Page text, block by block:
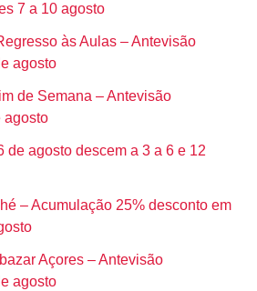
7 a 10 agosto
às Aulas – Antevisão
agosto
de Semana – Antevisão
agosto
de agosto descem a 3 a 6 e 12
– Acumulação 25% desconto em
Açores – Antevisão
agosto